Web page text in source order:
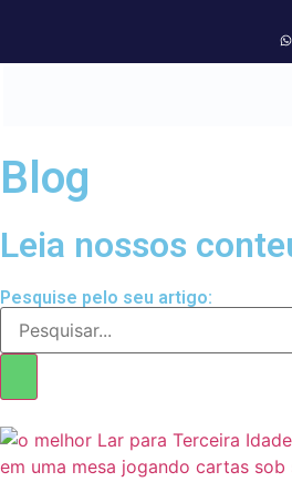
Blog
Leia nossos
Pesquise pelo seu artigo: